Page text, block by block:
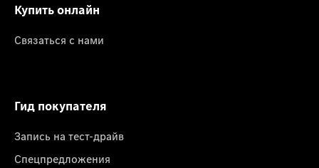
Купить онлайн
Связаться с нами
Гид покупателя
Запись на тест-драйв
Спецпредложения